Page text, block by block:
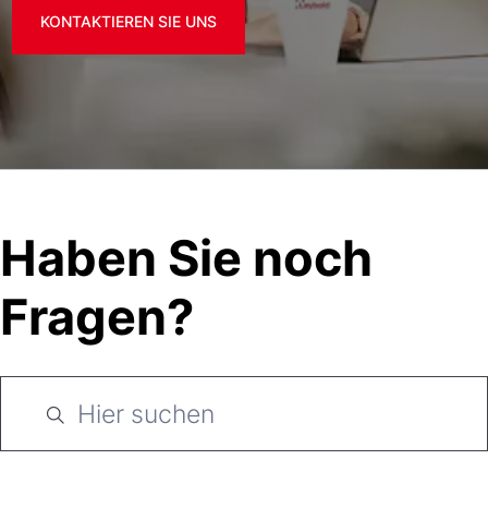
KONTAKTIEREN SIE UNS
Haben Sie noch
Fragen?